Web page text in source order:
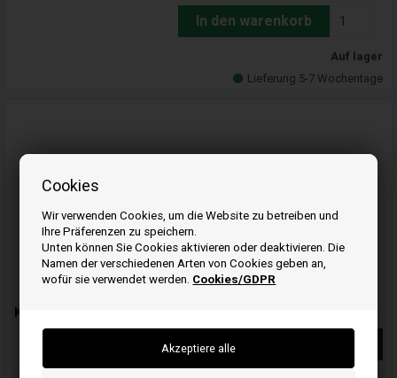
Cookies
Wir verwenden Cookies, um die Website zu betreiben und
Ihre Präferenzen zu speichern.
Unten können Sie Cookies aktivieren oder deaktivieren. Die
Namen der verschiedenen Arten von Cookies geben an,
wofür sie verwendet werden. Cookies/GDPR
In den warenkorb
Auf lager
Lieferung 5-7 Wochentage
Kilerem 3/8" x 26" 9,5 x 660 mm